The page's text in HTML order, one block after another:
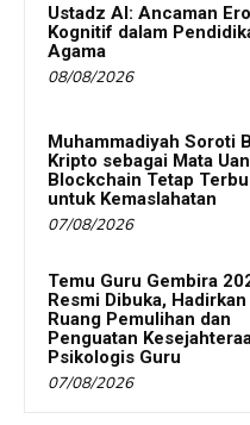
Ustadz AI: Ancaman
Kognitif dalam
Agama
08/08/2026
Muhammadiyah Soroti
Kripto sebagai Mata
Blockchain Tetap
untuk Kemaslahatan
07/08/2026
Temu Guru Gembira
Resmi Dibuka, Hadirkan
Ruang Pemulihan dan
Penguatan
Psikologis Guru
07/08/2026